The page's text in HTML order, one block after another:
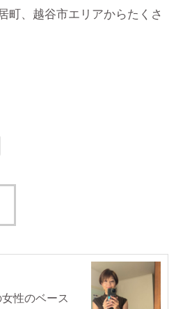
町、越谷市エリアからたくさ
性のベース